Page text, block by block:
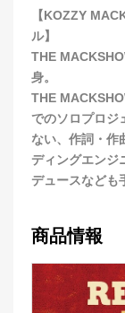
【KOZZY
ル】
THE
身。
THE
でのソロプロジ
ない、作詞・作
ディングエンジ
デュースなども
商品情報